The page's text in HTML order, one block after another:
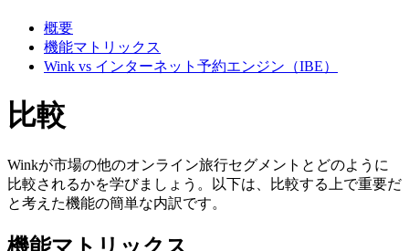
概要
機能マトリックス
Wink vs インターネット予約エンジン（IBE）
比較
Winkが市場の他のオンライン旅行セグメントとどのように
比較されるかを学びましょう。以下は、比較する上で重要だ
と考えた機能の簡単な内訳です。
機能マトリックス